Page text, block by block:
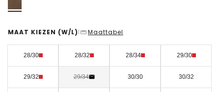
MAAT KIEZEN (W/L) | Maattabel
28/30 28/32 28/34 29/30
29/32 29/34 30/30 30/32